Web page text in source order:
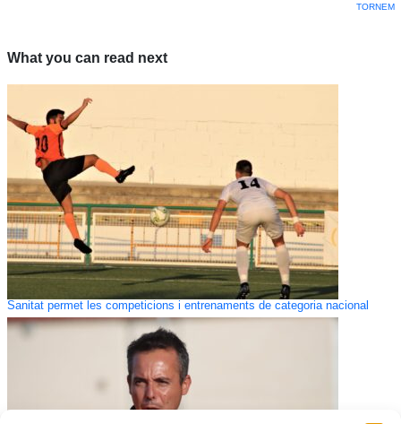
TORNEM
What you can read next
Sanitat permet les competicions i entrenaments de categoria nacional